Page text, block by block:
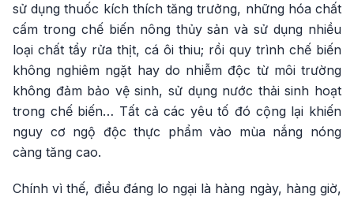
sử dụng thuốc kích thích tăng trưởng, những hóa chất
cấm trong chế biến nông thủy sản và sử dụng nhiều
loại chất tẩy rửa thịt, cá ôi thiu; rồi quy trình chế biến
không nghiêm ngặt hay do nhiễm độc từ môi trường
không đảm bảo vệ sinh, sử dụng nước thải sinh hoạt
trong chế biến… Tất cả các yêu tố đó cộng lại khiến
nguy cơ ngộ độc thực phẩm vào mùa nắng nóng
càng tăng cao.
Chính vì thế, điều đáng lo ngại là hàng ngày, hàng giờ,